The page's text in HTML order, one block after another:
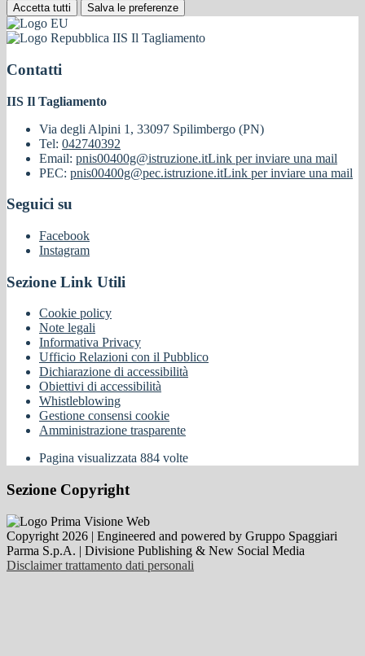
Accetta tutti Salva le preferenze
IIS Il Tagliamento
Contatti
IIS Il Tagliamento
Via degli Alpini 1, 33097 Spilimbergo (PN)
Tel: 042740392
Email: pnis00400g@istruzione.itLink per inviare una mail
PEC: pnis00400g@pec.istruzione.itLink per inviare una mail
Seguici su
Facebook
Instagram
Sezione Link Utili
Cookie policy
Note legali
Informativa Privacy
Ufficio Relazioni con il Pubblico
Dichiarazione di accessibilità
Obiettivi di accessibilità
Whistleblowing
Gestione consensi cookie
Amministrazione trasparente
Pagina visualizzata 884 volte
Sezione Copyright
Copyright 2026 | Engineered and powered by Gruppo Spaggiari
Parma S.p.A. | Divisione Publishing & New Social Media
Disclaimer trattamento dati personali